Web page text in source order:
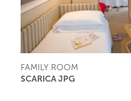
FAMILY ROOM
SCARICA JPG